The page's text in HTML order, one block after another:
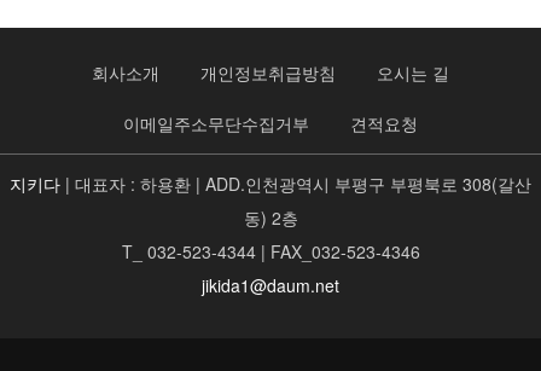
회사소개 개인정보취급방침 오시는 길
이메일주소무단수집거부 견적요청
지키다 | 대표자 : 하용환 | ADD.인천광역시 부평구 부평북로 308(갈산
동) 2층
T_ 032-523-4344 | FAX_032-523-4346
jikida1@daum.net